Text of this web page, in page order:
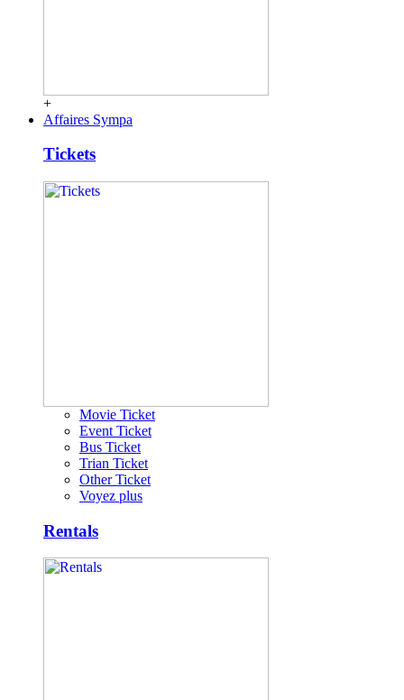
+
Affaires Sympa
Tickets
Movie Ticket
Event Ticket
Bus Ticket
Trian Ticket
Other Ticket
Voyez plus
Rentals